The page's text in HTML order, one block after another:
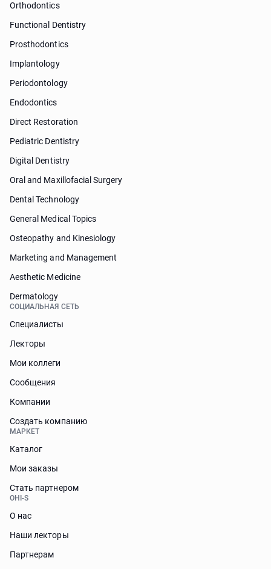
Orthodontics
Functional Dentistry
Prosthodontics
Implantology
Periodontology
Endodontics
Direct Restoration
Pediatric Dentistry
Digital Dentistry
Oral and Maxillofacial Surgery
Dental Technology
General Medical Topics
Osteopathy and Kinesiology
Marketing and Management
Aesthetic Medicine
Dermatology
СОЦИАЛЬНАЯ СЕТЬ
Специалисты
Лекторы
Мои коллеги
Сообщения
Компании
Создать компанию
МАРКЕТ
Каталог
Мои заказы
Стать партнером
OHI-S
О нас
Наши лекторы
Партнерам